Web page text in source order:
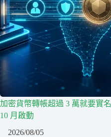
加密貨幣轉帳超過 3 萬就要實
10 月啟動
2026/08/05